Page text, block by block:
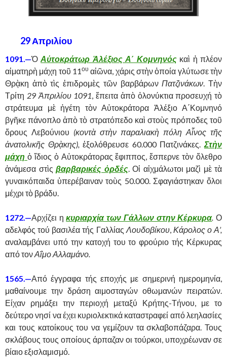
29 Απριλίου
1091.—ὉΑὐτοκράτωρ Ἀλέξιος Α΄ Κομνηνόςκαὶ ἡ πλέον
αἱματηρὴ μάχη τοῦ 11ου αἰῶνα, χάρις στὴν ὁποία γλύτωσε τὴν
Θρᾲκη ἀπὸ τὶς ἐπιδρομὲς τῶν βαρβάρωνΠατζινάκων.Τὴν
Τρίτη 29 Ἀπριλίου 1091, ἔπειτα ἀπὸ ὁλονύκτια προσευχή τὸ
στράτευμα μὲ ἡγέτη τὸν Αὐτοκράτορα Ἀλέξιο Α΄Κομνηνό
βγῆκε πάνοπλο ἀπὸ τὸ στρατόπεδο καὶ στοὺς πρόποδες τοῦ
ὄρους Λεβούνιου (κοντὰ στὴν παραλιακὴ πόλη Αἷνος τῆς
ἀνατολικῆς Θρᾲκης), ἐξολόθρευσε 60.000 Πατζινάκες.Στὴν
μάχη ὁ ἴδιος ὁ Αὐτοκράτορας ἔφιππος, ἔσπερνε τὸν ὄλεθρο
ἀνάμεσα στὶς βαρβαρικές ὀρδές. Οἱ αἰχμάλωτοι μαζὶ μὲ τὰ
γυναικόπαιδα ὑπερέβαιναν τοὺς 50.000. Σφαγιάστηκαν ὅλοι
μέχρι τὸ βράδυ.
1272.—Αρχίζει η κυριαρχία των Γάλλων στην Κέρκυρα. Ο
αδελφός τού βασιλέα τής Γαλλίας Λουδοβίκου, Κάρολος ο Α’,
αναλαμβάνει υπό την κατοχή του το φρούριο τής Κέρκυρας
από τονΑΐμο Αλλαμάνο.
1565.—Από έγγραφα τής εποχής με σημερινή ημερομηνία,
μαθαίνουμε την δράση αιμοσταγών οθωμανών πειρατών.
Είχαν ρημάξει την περιοχή μεταξύ Κρήτης-Τήνου, με το
δεύτερο νησί να έχει κυριολεκτικά καταστραφεί από λεηλασίες
και τους κατοίκους του να γεμίζουν τα σκλαβοπάζαρα. Τους
σκλάβους τους οποίους άρπαζαν οι τούρκοι, υποχρέωναν σε
βίαιο εξισλαμισμό.